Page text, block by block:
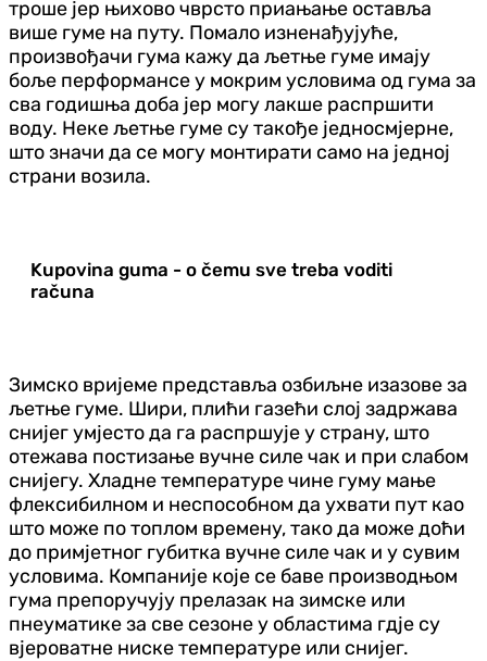
троше јер њихово чврсто приањање оставља
више гуме на путу. Помало изненађујуће,
произвођачи гума кажу да љетње гуме имају
боље перформансе у мокрим условима од гума за
сва годишња доба јер могу лакше распршити
воду. Неке љетње гуме су такође једносмјерне,
што значи да се могу монтирати само на једној
страни возила.
Kupovina guma - o čemu sve treba voditi
računa
Зимско вријеме представља озбиљне изазове за
љетње гуме. Шири, плићи газећи слој задржава
снијег умјесто да га распршује у страну, што
отежава постизање вучне силе чак и при слабом
снијегу. Хладне температуре чине гуму мање
флексибилном и неспособном да ухвати пут као
што може по топлом времену, тако да може доћи
до примјетног губитка вучне силе чак и у сувим
условима. Компаније које се баве производњом
гума препоручују прелазак на зимске или
пнеуматике за све сезоне у областима гдје су
вјероватне ниске температуре или снијег.